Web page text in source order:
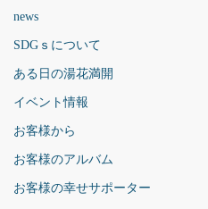
news
SDGｓについて
ある日の湯花満開
イベント情報
お客様から
お客様のアルバム
お客様の幸せサポーター